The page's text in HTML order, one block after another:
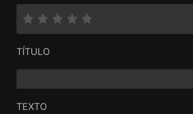
TÍTULO
TEXTO